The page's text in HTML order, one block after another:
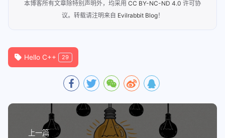
本博客所有文章除特别声明外，均采用 CC BY-NC-ND 4.0 许可协
议。转载请注明来自 Evilrabbit Blog！
Hello C++ 29
上一篇